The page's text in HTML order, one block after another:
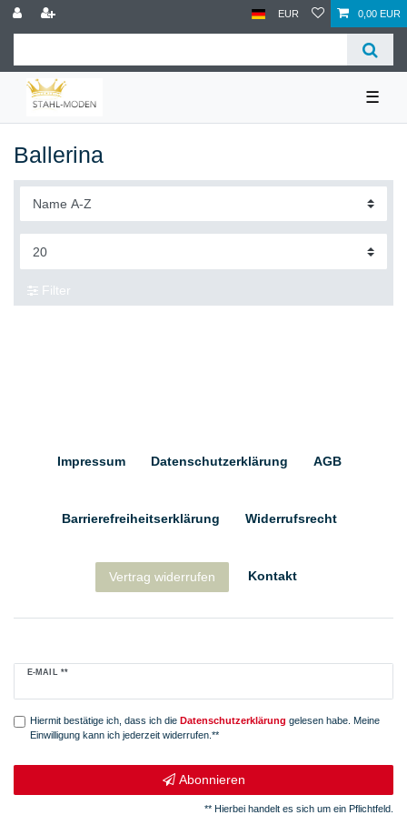
EUR 0,00 EUR
☰
Ballerina
Filter
Impressum Daten­schutz­erklärung AGB
Barrierefreiheitserklärung Widerrufs­recht
Vertrag widerrufen Kontakt
E-MAIL **
Newsletter
Hiermit bestätige ich, dass ich die Daten­schutz­erklärung gelesen habe. Meine
Einwilligung kann ich jederzeit widerrufen.**
Abonnieren
** Hierbei handelt es sich um ein Pflichtfeld.